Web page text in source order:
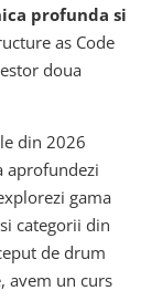
profunda si
as Code
doua
din 2026
aprofundezi
gama
categorii din
de drum
avem un curs